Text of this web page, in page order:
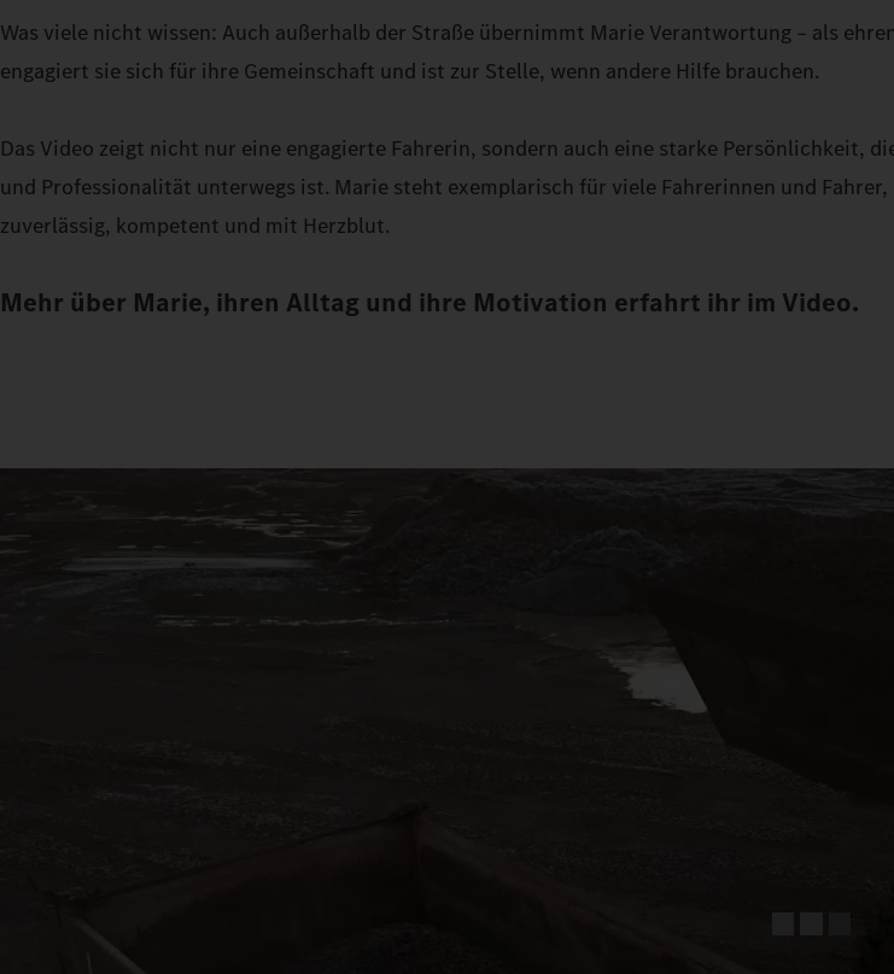
Was viele nicht wissen: Auch außerhalb der Straße übernimmt Marie Verantwortung – als
engagiert sie sich für ihre Gemeinschaft und ist zur Stelle, wenn andere Hilfe brauchen.
Das Video zeigt nicht nur eine engagierte Fahrerin, sondern auch eine starke Persönlichkeit,
und Professionalität unterwegs ist. Marie steht exemplarisch für viele Fahrerinnen und
zuverlässig, kompetent und mit Herzblut.
Mehr über Marie, ihren Alltag und ihre Motivation erfahrt ihr im Video.